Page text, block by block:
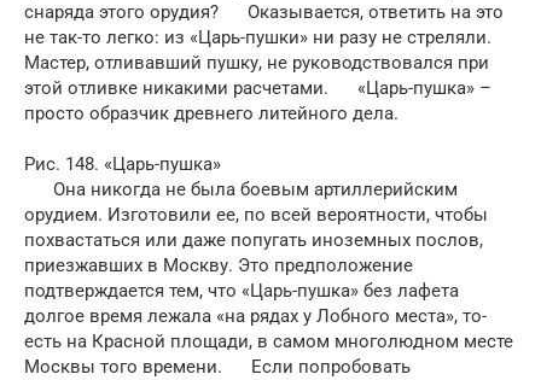
снаряда этого орудия? Оказывается, ответить на это
не так-то легко: из «Царь-пушки» ни разу не стреляли.
Мастер, отливавший пушку, не руководствовался при
этой отливке никакими расчетами. «Царь-пушка» –
просто образчик древнего литейного дела.
Рис. 148. «Царь-пушка»
Она никогда не была боевым артиллерийским
орудием. Изготовили ее, по всей вероятности, чтобы
похвастаться или даже попугать иноземных послов,
приезжавших в Москву. Это предположение
подтверждается тем, что «Царь-пушка» без лафета
долгое время лежала «на рядах у Лобного места», то-
есть на Красной площади, в самом многолюдном месте
Москвы того времени. Если попробовать